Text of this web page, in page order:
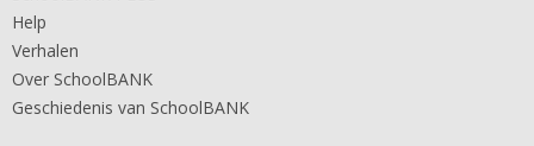
Help
Verhalen
Over SchoolBANK
Geschiedenis van SchoolBANK